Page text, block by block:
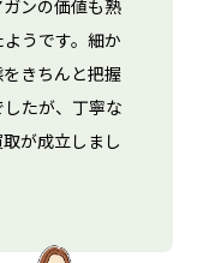
ンの価値も熟
うです。細か
きちんと把握
たが、丁寧な
が成立しまし